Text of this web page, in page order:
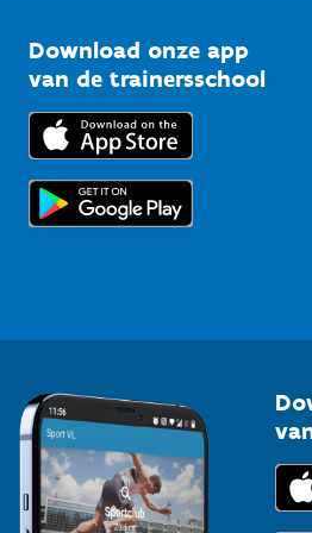
Bedrijven
Trainers en begeleiders
Topsporters
Kennisplatform
Downloads
Voor de pers
Download onze app
van de trainersschool